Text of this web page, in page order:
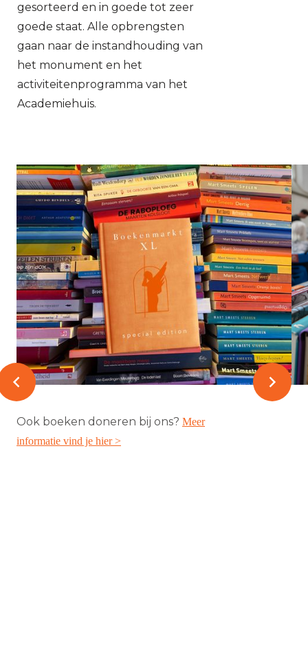
gesorteerd en in goede tot zeer
goede staat. Alle opbrengsten
gaan naar de instandhouding van
het monument en het
activiteitenprogramma van het
Academiehuis.
Ook boeken doneren bij ons? Meer
informatie vind je hier >